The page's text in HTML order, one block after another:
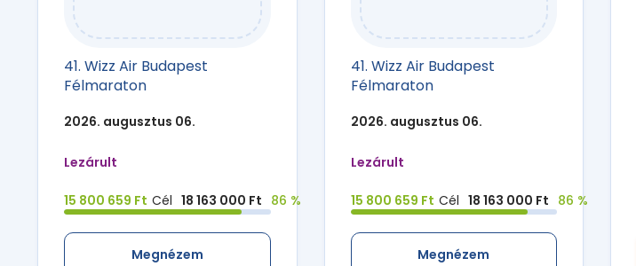
41. Wizz Air Budapest
Félmaraton
2026. augusztus 06.
Lezárult
15 800 659 Ft Cél 18 163 000 Ft 86 %
Megnézem
41. Wizz Air Budapest
Félmaraton
2026. augusztus 06.
Lezárult
15 800 659 Ft Cél 18 163 000 Ft 86 %
Megnézem